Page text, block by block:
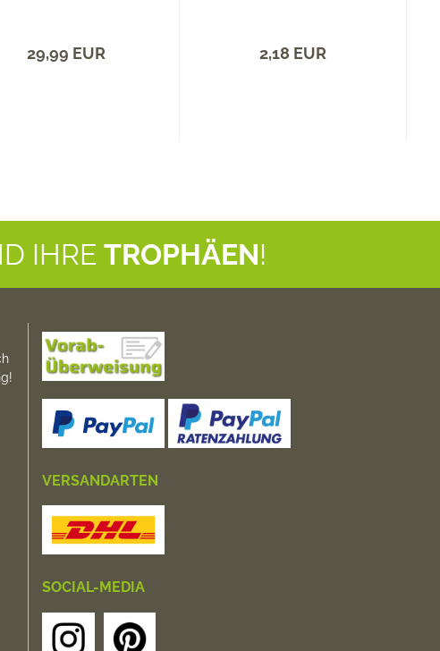
29,99 EUR 2,18 EUR
IHRE TROPHÄEN!
VERSANDARTEN
SOCIAL-MEDIA